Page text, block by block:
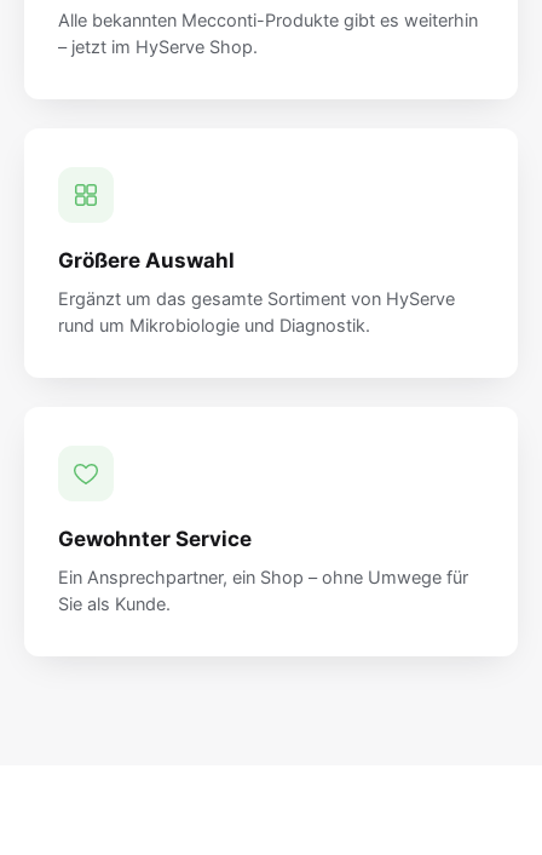
Alle bekannten Mecconti-Produkte gibt es weiterhin
– jetzt im HyServe Shop.
Größere Auswahl
Ergänzt um das gesamte Sortiment von HyServe
rund um Mikrobiologie und Diagnostik.
Gewohnter Service
Ein Ansprechpartner, ein Shop – ohne Umwege für
Sie als Kunde.